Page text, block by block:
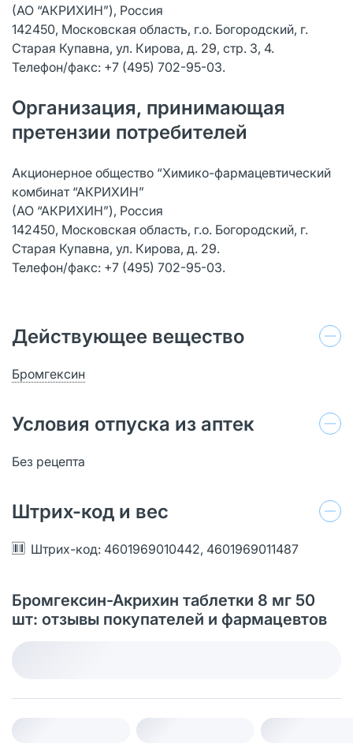
(АО “АКРИХИН”), Россия
142450, Московская область, г.о. Богородский, г.
Старая Купавна, ул. Кирова, д. 29, стр. 3, 4.
Телефон/факс: +7 (495) 702-95-03.
Организация, принимающая
претензии потребителей
Акционерное общество “Химико-фармацевтический
комбинат “АКРИХИН”
(АО “АКРИХИН”), Россия
142450, Московская область, г.о. Богородский, г.
Старая Купавна, ул. Кирова, д. 29.
Телефон/факс: +7 (495) 702-95-03.
Действующее вещество
Бромгексин
Условия отпуска из аптек
Без рецепта
Штрих-код и вес
Штрих-код: 4601969010442, 4601969011487
Бромгексин-Акрихин таблетки 8 мг 50
шт: отзывы покупателей и фармацевтов